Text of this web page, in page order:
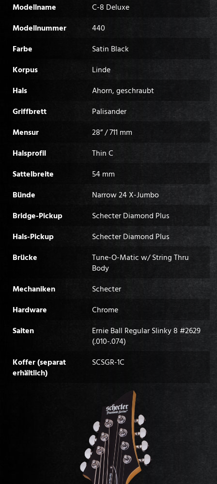
Modellname
C-8 Deluxe
Modellnummer
440
Farbe
Satin Black
Korpus
Linde
Hals
Ahorn, geschraubt
Griffbrett
Palisander
Mensur
28” / 711 mm
Halsprofil
Thin C
Sattelbreite
54 mm
Bünde
Narrow 24 X-Jumbo
Bridge-Pickup
Schecter Diamond Plus
Hals-Pickup
Schecter Diamond Plus
Brücke
Tune-O-Matic w/ String Thru
Body
Mechaniken
Schecter
Hardware
Chrome
Saiten
Ernie Ball Regular Slinky 8 #2629
(.010-.074)
Koffer (separat
erhältlich)
SCSGR-1C